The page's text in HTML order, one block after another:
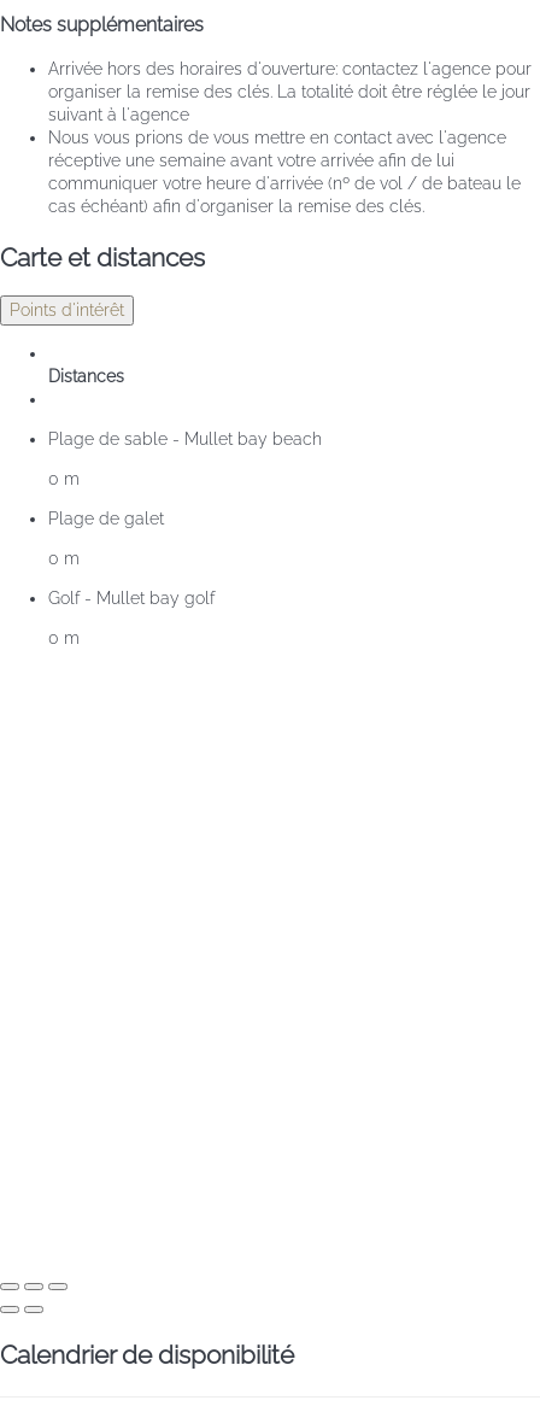
Notes supplémentaires
Arrivée hors des horaires d'ouverture: contactez l'agence pour
organiser la remise des clés. La totalité doit être réglée le jour
suivant à l'agence
Nous vous prions de vous mettre en contact avec l'agence
réceptive une semaine avant votre arrivée afin de lui
communiquer votre heure d'arrivée (nº de vol / de bateau le
cas échéant) afin d'organiser la remise des clés.
Carte et distances
Points d'intérêt
Distances
Plage de sable - Mullet bay beach
0 m
Plage de galet
0 m
Golf - Mullet bay golf
0 m
Calendrier de disponibilité